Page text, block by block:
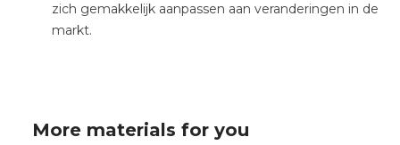
zich gemakkelijk aanpassen aan veranderingen in de
markt.
More materials for you